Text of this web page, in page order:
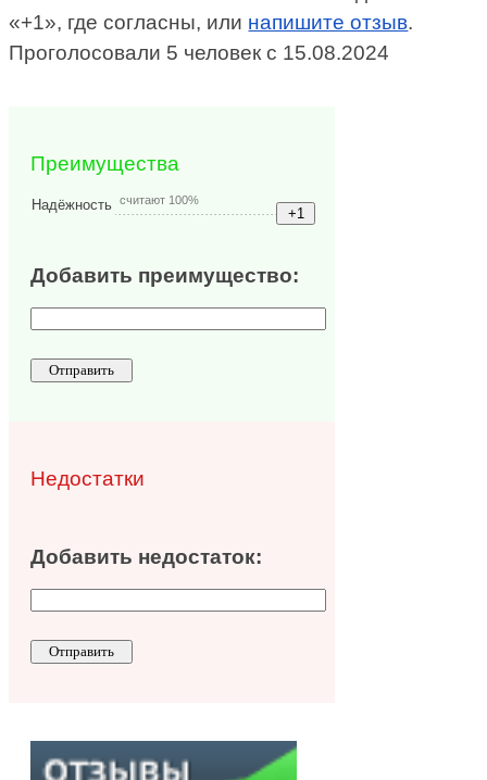
«+1», где согласны, или напишите отзыв.
Проголосовали 5 человек с 15.08.2024
Преимущества
Надёжность считают 100%
Добавить преимущество:
Недостатки
Добавить недостаток: